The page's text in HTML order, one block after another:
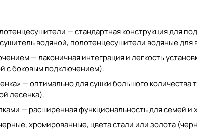
— стандартная конструкция для
водяной, полотенцесушители водяные для
— лаконичная интеграция и легкость
с боковым подключением).
— оптимально для сушки большого количества
лесенка).
— расширенная функциональность для семей и
хромированные, цвета стали или золота (